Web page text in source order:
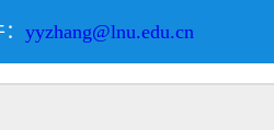
yyzhang@lnu.edu.cn